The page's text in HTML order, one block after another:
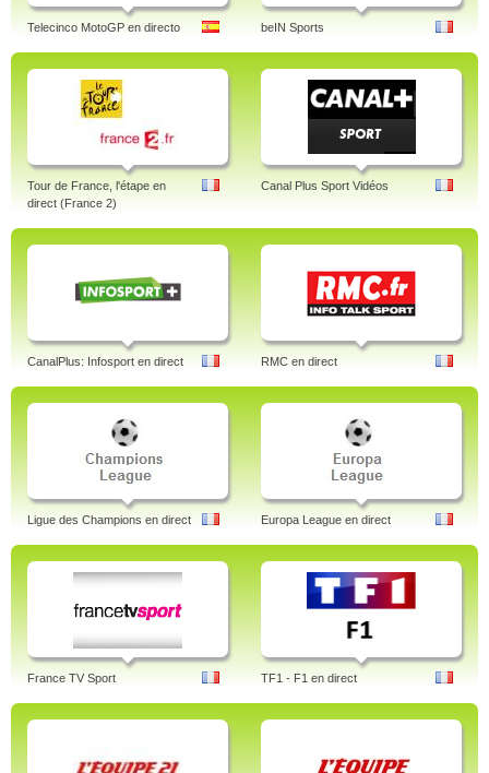
Telecinco MotoGP en directo beIN Sports
Tour de France, l'étape en
direct (France 2)
Canal Plus Sport Vidéos
CanalPlus: Infosport en direct RMC en direct
Ligue des Champions en direct Europa League en direct
France TV Sport TF1 - F1 en direct